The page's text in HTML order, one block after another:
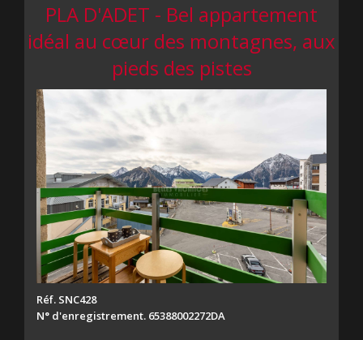
PLA D'ADET - Bel appartement
idéal au cœur des montagnes, aux
pieds des pistes
Réf. SNC428
N° d'enregistrement. 65388002272DA